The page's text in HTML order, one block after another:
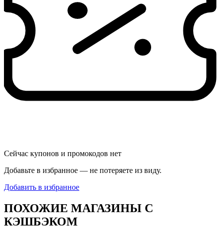
Сейчас купонов и промокодов нет
Добавьте в избранное — не потеряете из виду.
Добавить в избранное
ПОХОЖИЕ МАГАЗИНЫ С
КЭШБЭКОМ